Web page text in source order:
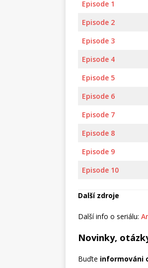
Episode 1
Episode 2
Episode 3
Episode 4
Episode 5
Episode 6
Episode 7
Episode 8
Episode 9
Episode 10
Další zdroje
Další info o seriálu:
Novinky,
Buďte informováni